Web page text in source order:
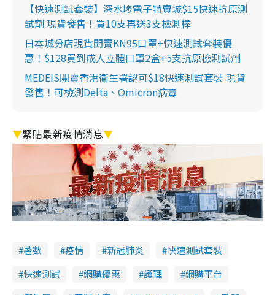
【快速測試套裝】深水埗電子特賣城$15快速抗原測
試劑 現貨發售！買10支再送3支檢測棒
日本城分店現貨開賣KN95口罩+快速測試套裝優
惠！$128買到成人立體口罩2盒+5支抗原檢測試劑
MEDEIS開賣香港衛生署認可$18快速測試套裝 現貨
發售！可檢測Delta、Omicron病毒
▼緊貼最新疫情消息▼
著數 疫情 新冠肺炎
快速測試套裝
快速測試
網購優惠 護理
網購平台